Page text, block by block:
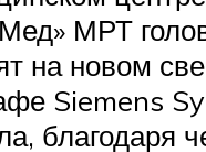
МРТ
на новом
Siemens
благодаря